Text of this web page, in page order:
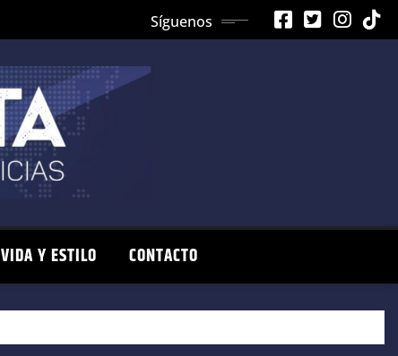
Síguenos
VIDA Y ESTILO CONTACTO